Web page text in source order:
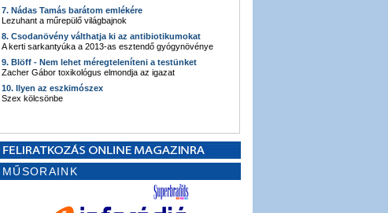
7. Nádas Tamás barátom emlékére
Lezuhant a műrepülő világbajnok
8. Csodanövény válthatja ki az antibiotikumokat
A kerti sarkantyúka a 2013-as esztendő gyógynövénye
9. Blöff - Nem lehet méregteleníteni a testünket
Zacher Gábor toxikológus elmondja az igazat
10. Ilyen az eszkimószex
Szex kölcsönbe
MŰSORAINK